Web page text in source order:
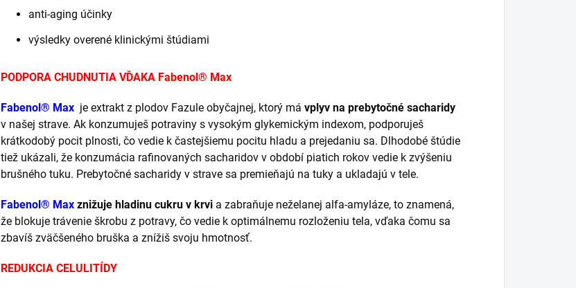
anti-aging účinky
výsledky overené klinickými štúdiami
PODPORA CHUDNUTIA VĎAKA Fabenol® Max
Fabenol® Max je extrakt z plodov Fazule obyčajnej, ktorý má vplyv na prebytočné sacharidy
v našej strave. Ak konzumuješ potraviny s vysokým glykemickým indexom, podporuješ
krátkodobý pocit plnosti, čo vedie k častejšiemu pocitu hladu a prejedaniu sa. Dlhodobé štúdie
tiež ukázali, že konzumácia rafinovaných sacharidov v období piatich rokov vedie k zvýšeniu
brušného tuku. Prebytočné sacharidy v strave sa premieňajú na tuky a ukladajú v tele.
Fabenol® Max znižuje hladinu cukru v krvi a zabraňuje neželanej alfa-amyláze, to znamená,
že blokuje trávenie škrobu z potravy, čo vedie k optimálnemu rozloženiu tela, vďaka čomu sa
zbavíš zväčšeného bruška a znížiš svoju hmotnosť.
REDUKCIA CELULITÍDY